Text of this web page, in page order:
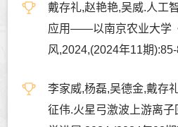
戴存礼,赵艳艳,吴威.人工
应用——以南京农业大学
风,2024,(2024年11期
李家威,杨磊,吴德金,戴存
征伟.火星弓激波上游离